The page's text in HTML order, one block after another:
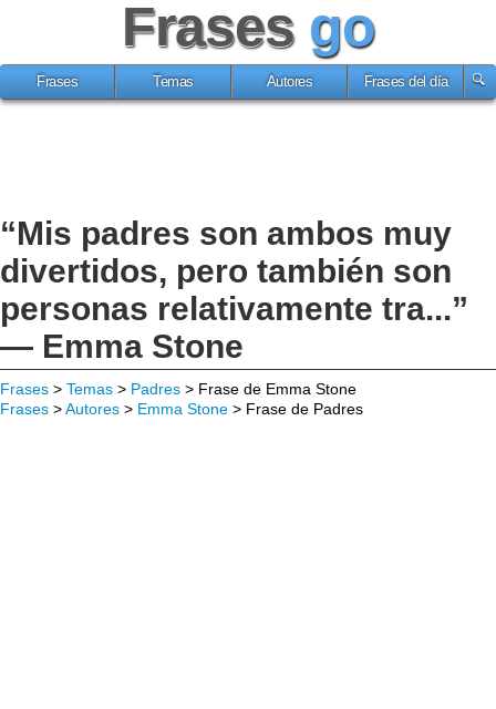
Frases go
Frases Temas Autores Frases del día
“Mis padres son ambos muy
divertidos, pero también son
personas relativamente tra...”
— Emma Stone
Frases > Temas > Padres > Frase de Emma Stone
Frases >Autores > Emma Stone > Frase de Padres